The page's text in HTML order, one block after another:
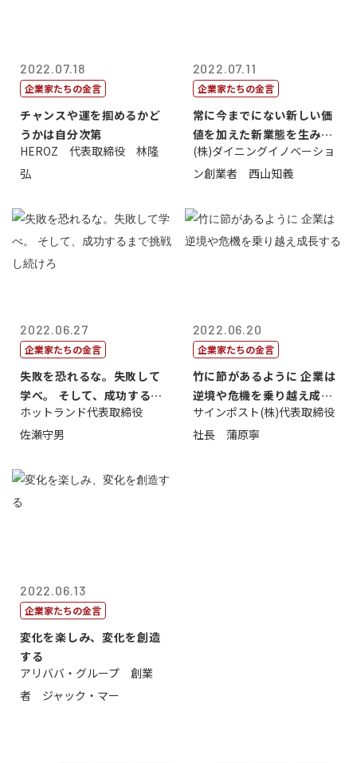
2022.07.18
企業家たちの金言
チャンスや運を掴めるかど
うかは自分次第
HEROZ 代表取締役 林隆
弘
2022.07.11
企業家たちの金言
常に今までにない新しい価
値を加えた新業態を生み出
すこと
(株)ダイニングイノベーショ
ン創業者 西山知義
2022.06.27
企業家たちの金言
失敗を恐れるな。失敗して
学べ。 そして、成功するま
で挑戦し続...
ホットランド代表取締役
佐瀬守男
2022.06.20
企業家たちの金言
竹に節があるように 企業は
逆境や危機を乗り越え成長
する
サインポスト(株)代表取締役
社長 蒲原寧
2022.06.13
企業家たちの金言
変化を楽しみ、変化を創造
する
アリババ・グループ 創業
者 ジャック・マー